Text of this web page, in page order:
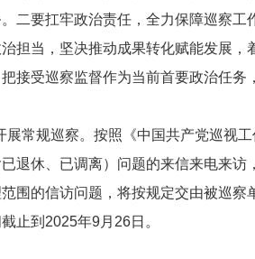
二要扛牢政治责任，全力保障巡察
担当，坚决推动成果转化赋能发展
接受巡察监督作为当前首要政治任务
展常规巡察。 按照《中国共产党巡视
已退休、已调离）问题的来信来电来
围的信访问题，将按规定交由被巡察
止到2025年9月26日。